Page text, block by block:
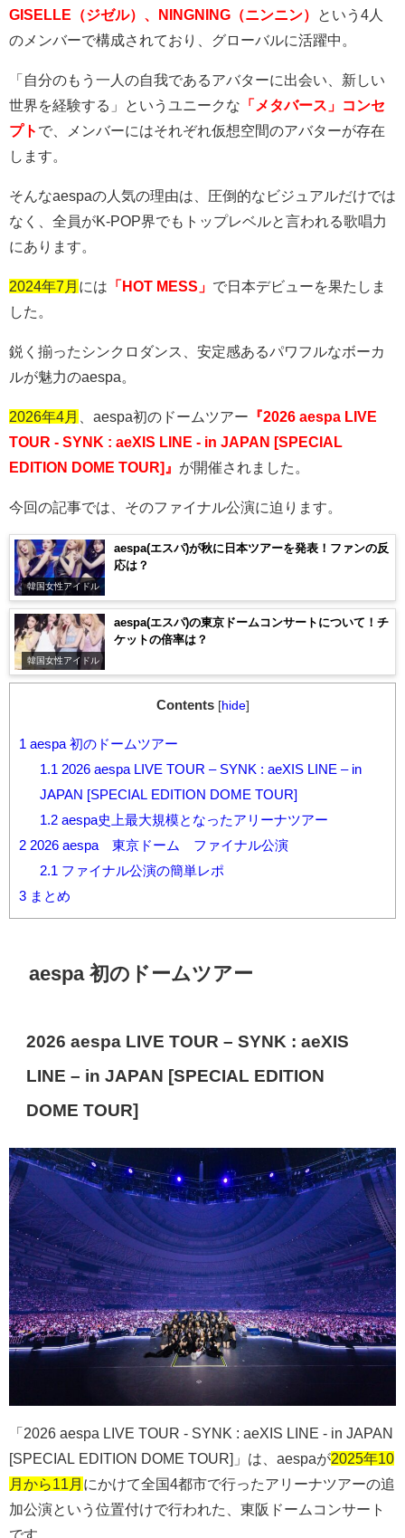
GISELLE（ジゼル）、NINGNING（ニンニン）
という 4 人
のメンバーで構成されており、グローバルに活躍中。
「自分のもう一人の自我であるアバターに出会い、新しい
世界を経験する」というユニークな 「メタバース」コンセ
プト で、メンバーにはそれぞれ仮想空間のアバターが存在
します。
そんなaespaの人気の理由は、圧倒的なビジュアルだけでは
なく、全員がK-POP界でもトップレベルと言われる歌唱力
にあります。
2024年7月 には 「HOT MESS」 で日本デビューを果たしま
した。
鋭く揃ったシンクロダンス、安定感あるパワフルなボーカ
ルが魅力のaespa。
2026年4月 aespa初のドームツアー 『2026 aespa LIVE
TOUR - SYNK : aeXIS LINE - in JAPAN [SPECIAL
EDITION DOME TOUR]』 が開催されました。
今回の記事では、そのファイナル公演に迫ります。
韓国女性アイドル
aespa(エスパ)が秋に日本ツアーを発表！ファンの反
応は？
韓国女性アイドル
aespa(エスパ)の東京ドームコンサートについて！チ
ケットの倍率は？
Contents [hide]
1 aespa 初のドームツアー
1.1 2026 aespa LIVE TOUR – SYNK : aeXIS LINE – in
JAPAN [SPECIAL EDITION DOME TOUR]
1.2aespa史上最大規模となったアリーナツアー
2 2026 aespa 東京ドーム ファイナル公演
2.1 ファイナル公演の簡単レポ
3 まとめ
aespa 初のドームツアー
2026 aespa LIVE TOUR – SYNK : aeXIS
LINE – in JAPAN [SPECIAL EDITION
DOME TOUR]
「 2026 aespa LIVE TOUR - SYNK : aeXIS LINE - in JAPAN
[SPECIAL EDITION DOME TOUR] 」は、 aespaが2025年10
月から11月 にかけて全国4都市で行ったアリーナツアーの追
加公演という位置付けで行われた、東阪ドームコンサート
です。